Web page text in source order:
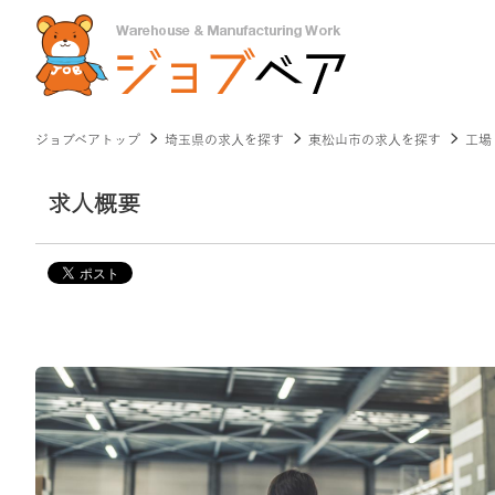
ジョブベアトップ 埼玉県の求人を探す 東松山市の求人を探す 工
求人概要